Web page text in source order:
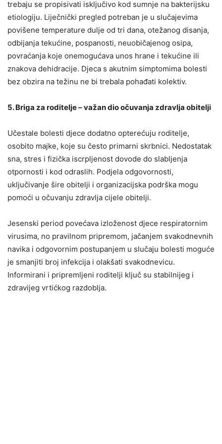
trebaju se propisivati isključivo kod sumnje na bakterijsku
etiologiju. Liječnički pregled potreban je u slučajevima
povišene temperature dulje od tri dana, otežanog disanja,
odbijanja tekućine, pospanosti, neuobičajenog osipa,
povraćanja koje onemogućava unos hrane i tekućine ili
znakova dehidracije. Djeca s akutnim simptomima bolesti
bez obzira na težinu ne bi trebala pohađati kolektiv.
5. Briga za roditelje – važan dio očuvanja zdravlja obitelji
Učestale bolesti djece dodatno opterećuju roditelje,
osobito majke, koje su često primarni skrbnici. Nedostatak
sna, stres i fizička iscrpljenost dovode do slabljenja
otpornosti i kod odraslih. Podjela odgovornosti,
uključivanje šire obitelji i organizacijska podrška mogu
pomoći u očuvanju zdravlja cijele obitelji.
Jesenski period povećava izloženost djece respiratornim
virusima, no pravilnom pripremom, jačanjem svakodnevnih
navika i odgovornim postupanjem u slučaju bolesti moguće
je smanjiti broj infekcija i olakšati svakodnevicu.
Informirani i pripremljeni roditelji ključ su stabilnijeg i
zdravijeg vrtićkog razdoblja.